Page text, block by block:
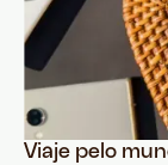
Viaje pelo